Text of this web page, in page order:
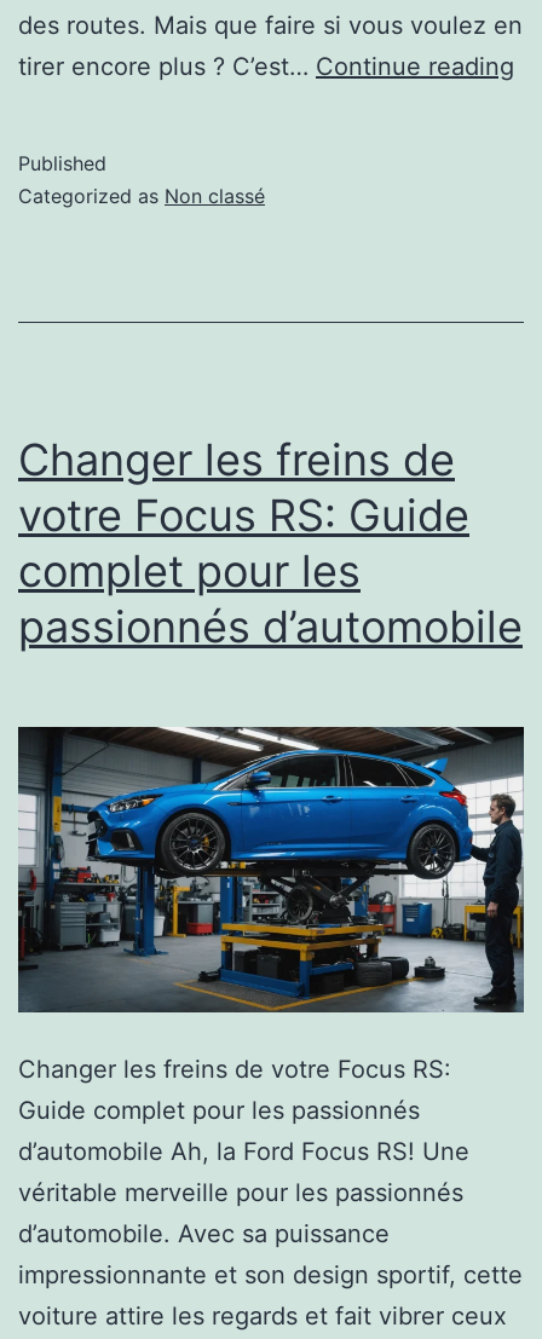
des routes. Mais que faire si vous voulez en
tirer encore plus ? C’est… Continue reading
Published
Categorized as Non classé
Changer les freins de
votre Focus RS: Guide
complet pour les
passionnés d’automobile
Changer les freins de votre Focus RS:
Guide complet pour les passionnés
d’automobile Ah, la Ford Focus RS! Une
véritable merveille pour les passionnés
d’automobile. Avec sa puissance
impressionnante et son design sportif, cette
voiture attire les regards et fait vibrer ceux